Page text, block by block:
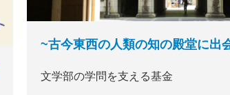
~古今東西の人類の知の殿堂に出
文学部の学問を支える基金